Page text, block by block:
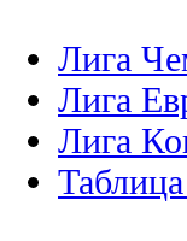
Лига
Лига
Лига